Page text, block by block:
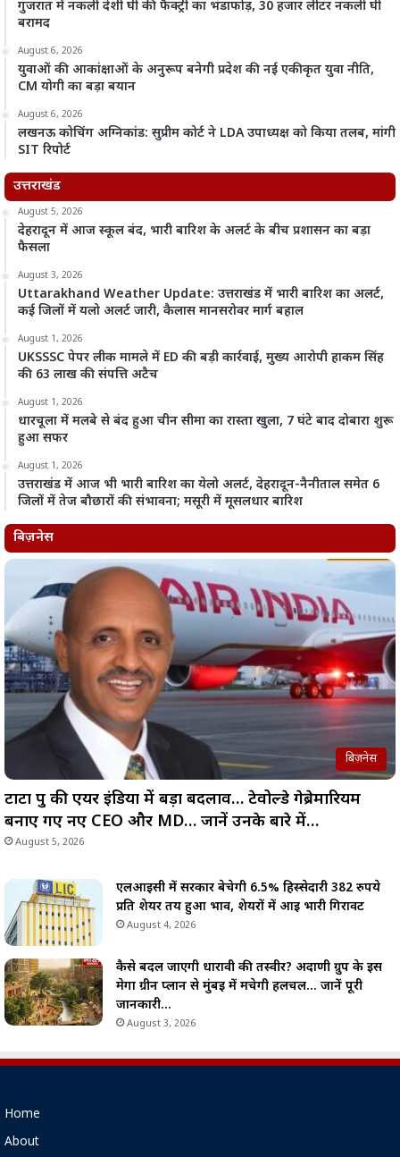
गुजरात में नकली देशी घी की फैक्ट्री का भंडाफोड़, 30 हजार लीटर नकली घी
बरामद
August 6, 2026
युवाओं की आकांक्षाओं के अनुरूप बनेगी प्रदेश की नई एकीकृत युवा नीति,
CM योगी का बड़ा बयान
August 6, 2026
लखनऊ कोचिंग अग्निकांड: सुप्रीम कोर्ट ने LDA उपाध्यक्ष को किया तलब, मांगी
SIT रिपोर्ट
उत्तराखंड
August 5, 2026
देहरादून में आज स्कूल बंद, भारी बारिश के अलर्ट के बीच प्रशासन का बड़ा
फैसला
August 3, 2026
Uttarakhand Weather Update: उत्तराखंड में भारी बारिश का अलर्ट,
कई जिलों में यलो अलर्ट जारी, कैलास मानसरोवर मार्ग बहाल
August 1, 2026
UKSSSC पेपर लीक मामले में ED की बड़ी कार्रवाई, मुख्य आरोपी हाकम सिंह
की 63 लाख की संपत्ति अटैच
August 1, 2026
धारचूला में मलबे से बंद हुआ चीन सीमा का रास्ता खुला, 7 घंटे बाद दोबारा शुरू
हुआ सफर
August 1, 2026
उत्तराखंड में आज भी भारी बारिश का येलो अलर्ट, देहरादून-नैनीताल समेत 6
जिलों में तेज बौछारों की संभावना; मसूरी में मूसलधार बारिश
बिज़नेस
बिज़नेस
टाटा ग्रुप की एयर इंडिया में बड़ा बदलाव… टेवोल्डे गेब्रेमारियम
बनाए गए नए CEO और MD… जानें उनके बारे में…
August 5, 2026
एलआईसी में सरकार बेचेगी 6.5% हिस्सेदारी 382 रुपये
प्रति शेयर तय हुआ भाव, शेयरों में आई भारी गिरावट
August 4, 2026
कैसे बदल जाएगी धारावी की तस्वीर? अदाणी ग्रुप के इस
मेगा ग्रीन प्लान से मुंबई में मचेगी हलचल… जानें पूरी
जानकारी…
August 3, 2026
Home
About